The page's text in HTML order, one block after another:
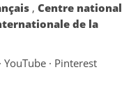
, Centre national
de la
· YouTube · Pinterest